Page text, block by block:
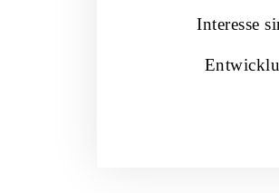
Interesse